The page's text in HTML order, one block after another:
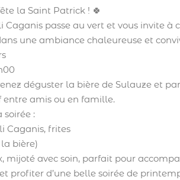
la Saint Patrick ! 🍀
Caganis passe au vert et vous invite à
une ambiance chaleureuse et
déguster la bière de Sulauze et
amis ou en famille.
soirée :
Caganis, frites
bière)
mijoté avec soin, parfait pour
profiter d’une belle soirée de